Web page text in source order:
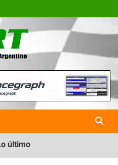
Revista
Karting en
último